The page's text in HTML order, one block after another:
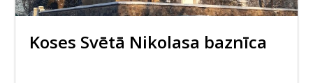
Koses Svētā Nikolasa baznīca